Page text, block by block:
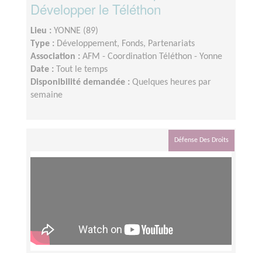
Développer le Téléthon
Lieu : YONNE (89)
Type : Développement, Fonds, Partenariats
Association : AFM - Coordination Téléthon - Yonne
Date :
Tout le temps
Disponibilité demandée : Quelques heures par
semaine
Défense Des Droits